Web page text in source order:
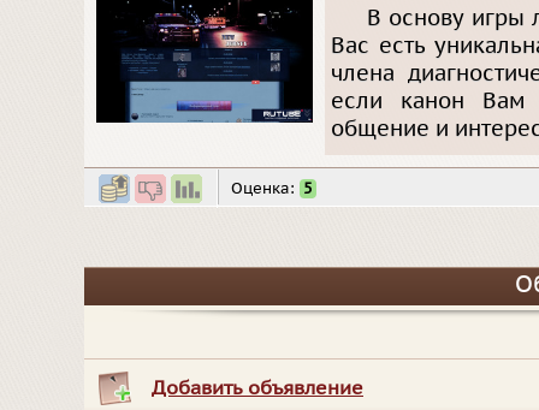
В основу игры
Вас есть
члена
если канон Вам
общение и
Оценка: 5
Добавить объявление